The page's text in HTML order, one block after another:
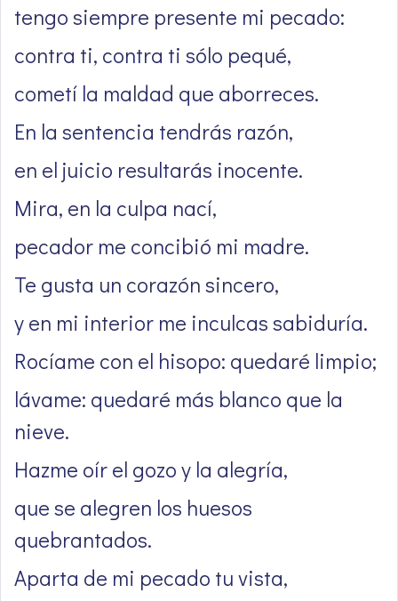
tengo siempre presente mi pecado:
contra ti, contra ti sólo pequé,
cometí la maldad que aborreces.
En la sentencia tendrás razón,
en el juicio resultarás inocente.
Mira, en la culpa nací,
pecador me concibió mi madre.
Te gusta un corazón sincero,
y en mi interior me inculcas sabiduría.
Rocíame con el hisopo: quedaré limpio;
lávame: quedaré más blanco que la
nieve.
Hazme oír el gozo y la alegría,
que se alegren los huesos
quebrantados.
Aparta de mi pecado tu vista,